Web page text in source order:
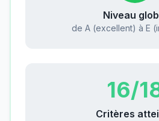
Niveau
de A (excellent) à E
16/
Critères